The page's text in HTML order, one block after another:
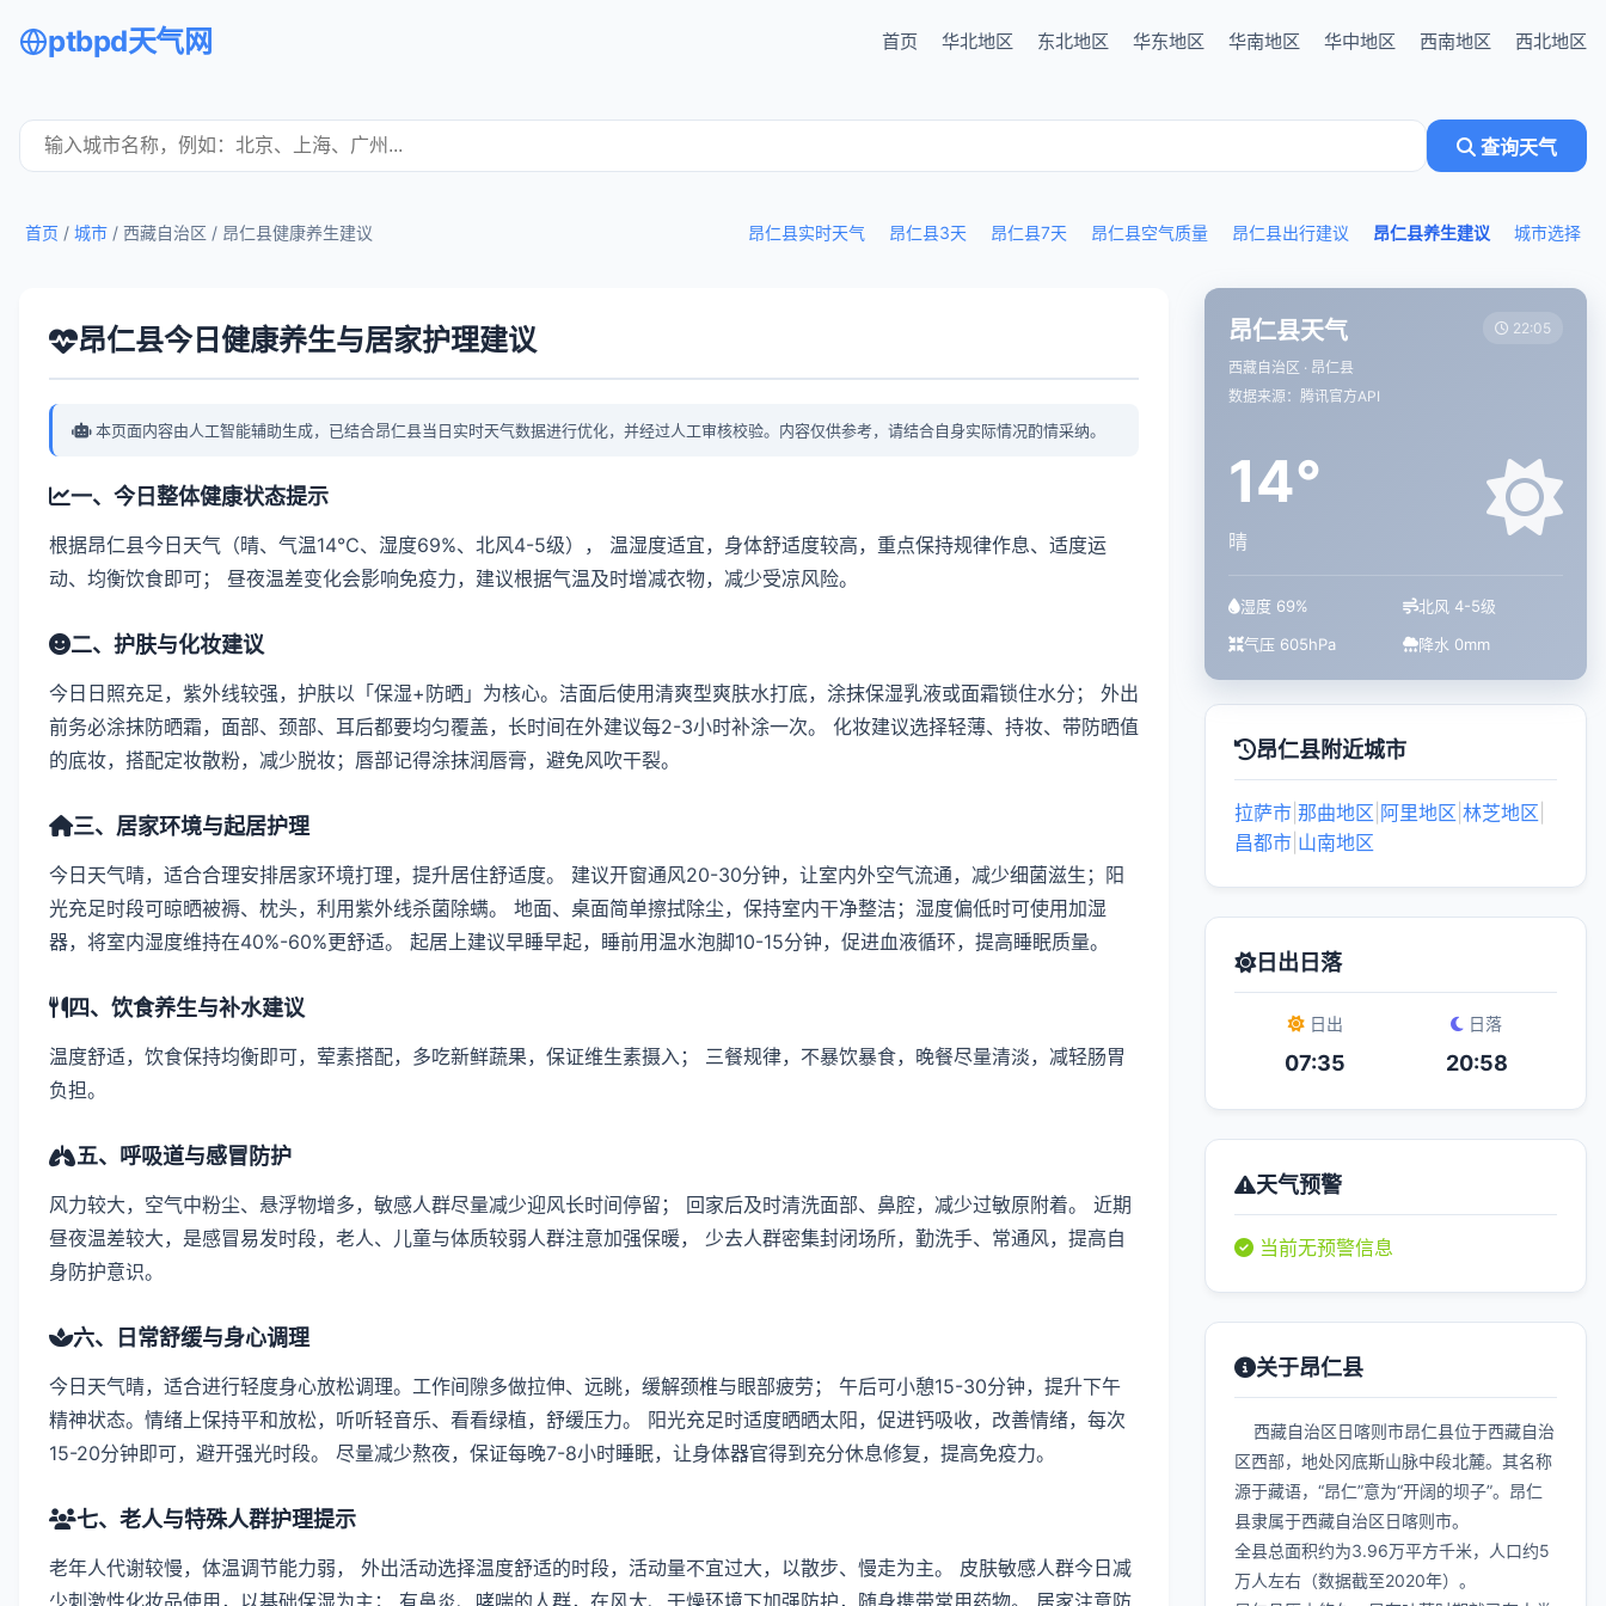
ptbpd天气网 首页 华北地区 东北地区 华东地区 华南地区 华中地区 西南地区 西北地区
查询天气
昂仁县实时天气 昂仁县3天 昂仁县7天 昂仁县空气质量 昂仁县出行建议 昂仁县养生建议 城市选择
首页 / 城市 / 西藏自治区 / 昂仁县健康养生建议
昂仁县今日健康养生与居家护理建议
本页面内容由人工智能辅助生成，已结合昂仁县当日实时天气数据进行优化，并经过人工审核校验。内容仅供参考，请结合自身实际情况酌情采纳。
一、今日整体健康状态提示
根据昂仁县今日天气（晴、气温14℃、湿度69%、北风4-5级）， 温湿度适宜，身体舒适度较高，重点保持规律作息、适度运
动、均衡饮食即可； 昼夜温差变化会影响免疫力，建议根据气温及时增减衣物，减少受凉风险。
二、护肤与化妆建议
今日日照充足，紫外线较强，护肤以「保湿+防晒」为核心。洁面后使用清爽型爽肤水打底，涂抹保湿乳液或面霜锁住水分； 外出
前务必涂抹防晒霜，面部、颈部、耳后都要均匀覆盖，长时间在外建议每2-3小时补涂一次。 化妆建议选择轻薄、持妆、带防晒值
的底妆，搭配定妆散粉，减少脱妆；唇部记得涂抹润唇膏，避免风吹干裂。
三、居家环境与起居护理
今日天气晴，适合合理安排居家环境打理，提升居住舒适度。 建议开窗通风20-30分钟，让室内外空气流通，减少细菌滋生；阳
光充足时段可晾晒被褥、枕头，利用紫外线杀菌除螨。 地面、桌面简单擦拭除尘，保持室内干净整洁；湿度偏低时可使用加湿
器，将室内湿度维持在40%-60%更舒适。 起居上建议早睡早起，睡前用温水泡脚10-15分钟，促进血液循环，提高睡眠质量。
四、饮食养生与补水建议
温度舒适，饮食保持均衡即可，荤素搭配，多吃新鲜蔬果，保证维生素摄入； 三餐规律，不暴饮暴食，晚餐尽量清淡，减轻肠胃
负担。
五、呼吸道与感冒防护
风力较大，空气中粉尘、悬浮物增多，敏感人群尽量减少迎风长时间停留； 回家后及时清洗面部、鼻腔，减少过敏原附着。 近期
昼夜温差较大，是感冒易发时段，老人、儿童与体质较弱人群注意加强保暖， 少去人群密集封闭场所，勤洗手、常通风，提高自
身防护意识。
六、日常舒缓与身心调理
今日天气晴，适合进行轻度身心放松调理。工作间隙多做拉伸、远眺，缓解颈椎与眼部疲劳； 午后可小憩15-30分钟，提升下午
精神状态。情绪上保持平和放松，听听轻音乐、看看绿植，舒缓压力。 阳光充足时适度晒晒太阳，促进钙吸收，改善情绪，每次
15-20分钟即可，避开强光时段。 尽量减少熬夜，保证每晚7-8小时睡眠，让身体器官得到充分休息修复，提高免疫力。
七、老人与特殊人群护理提示
老年人代谢较慢，体温调节能力弱， 外出活动选择温度舒适的时段，活动量不宜过大，以散步、慢走为主。 皮肤敏感人群今日减
少刺激性化妆品使用，以基础保湿为主； 有鼻炎、哮喘的人群，在风大、干燥环境下加强防护，随身携带常用药物。 居家注意防
昂仁县天气
西藏自治区 · 昂仁县
数据来源：腾讯官方API
22:05
14°
晴
湿度 69%
北风 4-5级
气压 605hPa
降水 0mm
昂仁县附近城市
拉萨市 那曲地区 阿里地区 林芝地区
昌都市 山南地区
日出日落
日出
07:35
日落
20:58
天气预警
当前无预警信息
关于昂仁县
西藏自治区日喀则市昂仁县位于西藏自治
区西部，地处冈底斯山脉中段北麓。其名称
源于藏语，“昂仁”意为“开阔的坝子”。昂仁
县隶属于西藏自治区日喀则市。
全县总面积约为3.96万平方千米，人口约5
万人左右（数据截至2020年）。